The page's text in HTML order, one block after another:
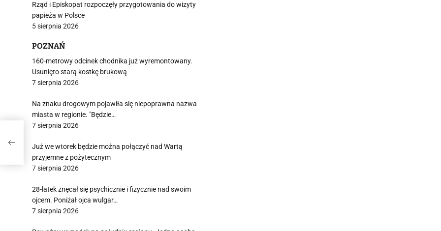
Rząd i Episkopat rozpoczęły przygotowania do wizyty
papieża w Polsce
5 sierpnia 2026
POZNAŃ
160-metrowy odcinek chodnika już wyremontowany.
Usunięto starą kostkę brukową
7 sierpnia 2026
Na znaku drogowym pojawiła się niepoprawna nazwa
miasta w regionie. "Będzie…
7 sierpnia 2026
Już we wtorek będzie można połączyć nad Wartą
przyjemne z pożytecznym
7 sierpnia 2026
28-latek znęcał się psychicznie i fizycznie nad swoim
ojcem. Poniżał ojca wulgar…
7 sierpnia 2026